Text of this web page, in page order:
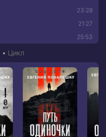
23:28
21:27
25:53
• Цикл